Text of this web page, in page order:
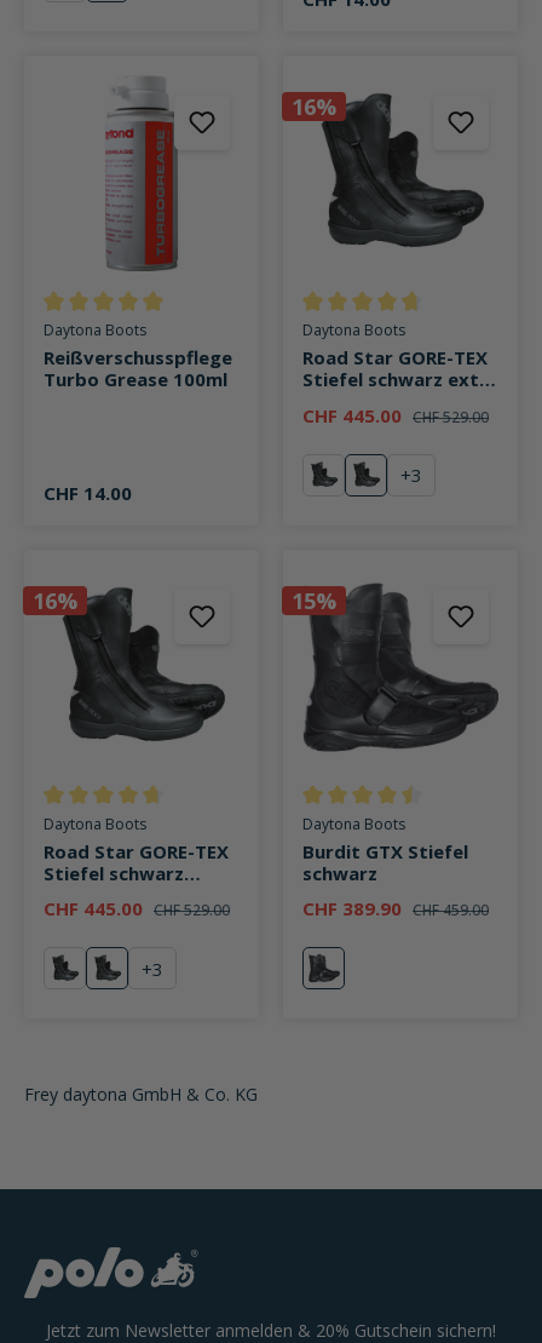
Durchschnittliche Bewertung von 5 von 5 Sternen
Daytona Boots
Reißverschusspflege
Turbo Grease 100ml
CHF 14.00
16%
Durchschnittliche Bewertung
Daytona Boots
Road Star GORE-TEX
Stiefel schwarz extra
CHF 445.00 CHF 529.00
schwarzweiß
+3
16%
Durchschnittliche Bewertung von 4.7 von 5 Sternen
Daytona Boots
Road Star GORE-TEX
Stiefel schwarz
CHF 445.00 CHF 529.00
schwarz
rot
+3
15%
Durchschnittliche Bewertung
Daytona Boots
Burdit GTX Stiefel
schwarz
CHF 389.90 CHF 459.00
schwarz
Frey daytona GmbH & Co. KG
Jetzt zum Newsletter anmelden & 20% Gutschein sichern!